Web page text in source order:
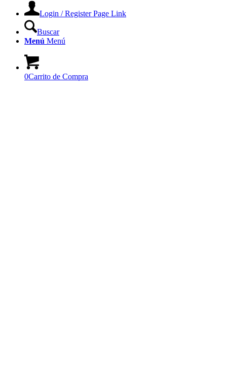
Login / Register Page Link
Buscar
Menú Menú
0Carrito de Compra